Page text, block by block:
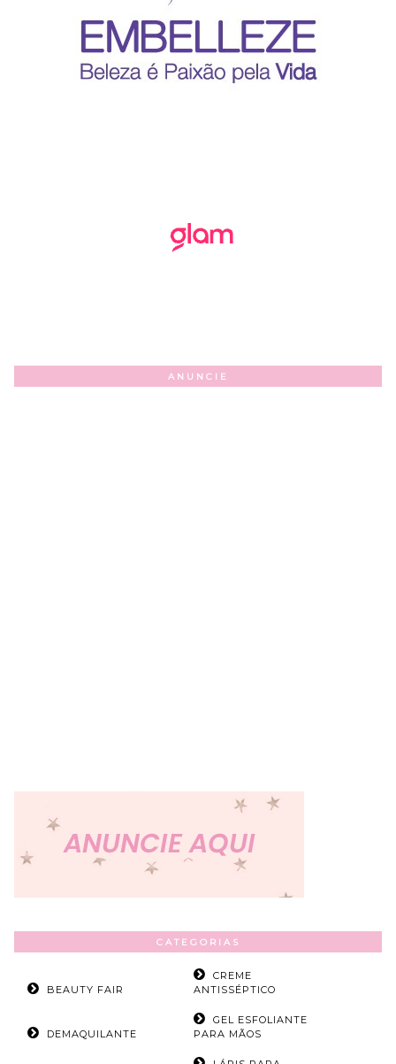
ANUNCIE
CATEGORIAS
BEAUTY FAIR
CREME
ANTISSÉPTICO
DEMAQUILANTE
GEL ESFOLIANTE
PARA MÃOS